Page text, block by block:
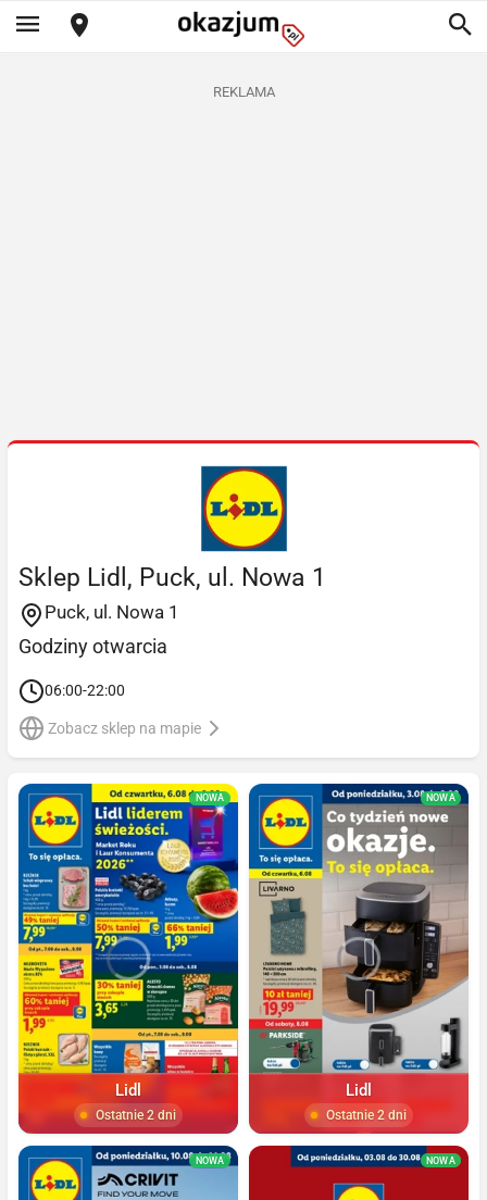
REKLAMA
Sklep Lidl, Puck, ul. Nowa 1
Puck, ul. Nowa 1
Godziny otwarcia
06:00-22:00
Zobacz sklep na mapie
NOWA
Lidl
Ostatnie 2 dni
NOWA
Lidl
Ostatnie 2 dni
NOWA NOWA